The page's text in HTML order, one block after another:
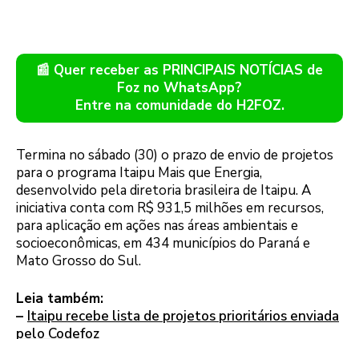
📰 Quer receber as PRINCIPAIS NOTÍCIAS de
Foz no WhatsApp?
Entre na comunidade do H2FOZ.
Termina no sábado (30) o prazo de envio de projetos
para o programa Itaipu Mais que Energia,
desenvolvido pela diretoria brasileira de Itaipu. A
iniciativa conta com R$ 931,5 milhões em recursos,
para aplicação em ações nas áreas ambientais e
socioeconômicas, em 434 municípios do Paraná e
Mato Grosso do Sul.
Leia também:
– Itaipu recebe lista de projetos prioritários enviada
pelo Codefoz